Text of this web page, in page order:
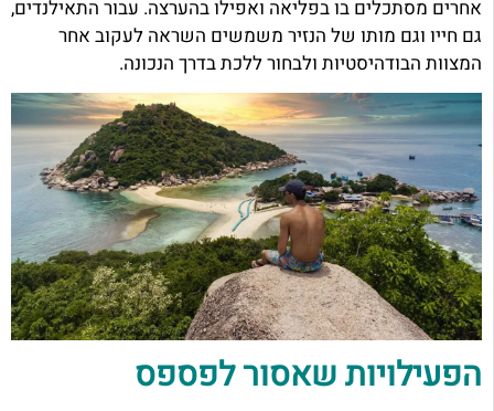
אחרים מסתכלים בו בפליאה ואפילו בהערצה. עבור התאילנדים,
גם חייו וגם מותו של הנזיר משמשים השראה לעקוב אחר
המצוות הבודהיסטיות ולבחור ללכת בדרך הנכונה.
הפעילויות שאסור לפספס